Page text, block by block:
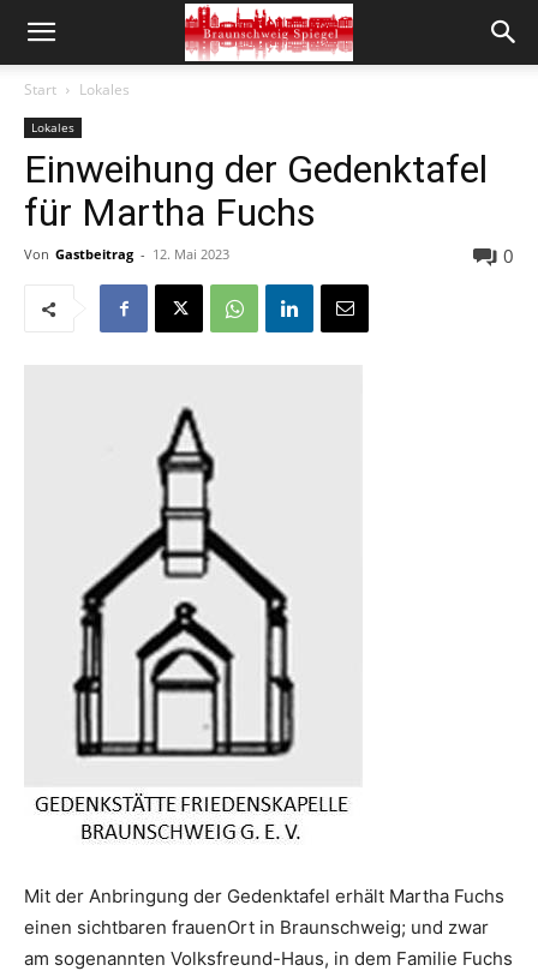
Start Lokales
Lokales
Einweihung der Gedenktafel
für Martha Fuchs
Von Gastbeitrag - 12. Mai 2023 0
Mit der Anbringung der Gedenktafel erhält Martha Fuchs
einen sichtbaren frauenOrt in Braunschweig; und zwar
am sogenannten Volksfreund-Haus, in dem Familie Fuchs